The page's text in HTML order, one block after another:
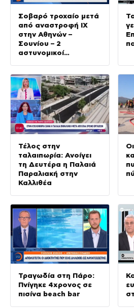
Σοβαρό τροχαίο μετά
από αναστροφή ΙΧ
στην Αθηνών –
Σουνίου – 2
αστυνομικοί
Τέλος στην
ταλαιπωρία: Ανοίγει
τη Δευτέρα η Παλαιά
Παραλιακή στην
Καλλιθέα
Τραγωδία στη Πάρο:
Πνίγηκε 4χρονος σε
πισίνα beach bar